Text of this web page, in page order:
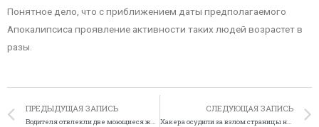
Понятное дело, что с приближением даты предполагаемого
Апокалипсиса проявление активности таких людей возрастет в
разы.
ПРЕДЫДУЩАЯ ЗАПИСЬ
Водителя отвлекли две моющиеся женщины
СЛЕДУЮЩАЯ ЗАПИСЬ
Хакера осудили за взлом страницы невесты в Сети